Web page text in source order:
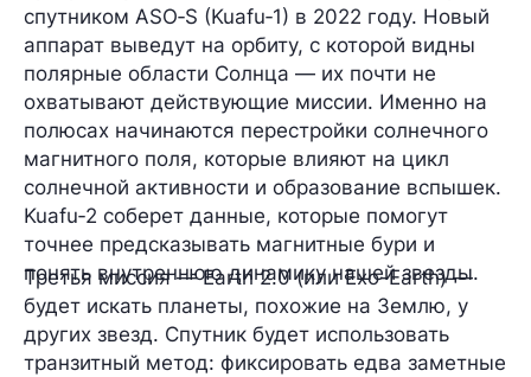
спутником ASO‑S (Kuafu‑1) в 2022 году. Новый
аппарат выведут на орбиту, с которой видны
полярные области Солнца — их почти не
охватывают действующие миссии. Именно на
полюсах начинаются перестройки солнечного
магнитного поля, которые влияют на цикл
солнечной активности и образование вспышек.
Kuafu‑2 соберет данные, которые помогут
точнее предсказывать магнитные бури и
понять внутреннюю динамику нашей звезды.
Третья миссия —Earth 2.0(или Exo-Earth) —
будет искать планеты, похожие на Землю, у
других звезд. Спутник будет использовать
транзитный метод: фиксировать едва заметные